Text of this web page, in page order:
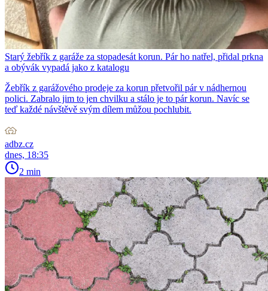
Starý žebřík z garáže za stopadesát korun. Pár ho natřel, přidal prkna
a obývák vypadá jako z katalogu
Žebřík z garážového prodeje za korun přetvořil pár v nádhernou
polici. Zabralo jim to jen chvilku a stálo je to pár korun. Navíc se
teď každé návštěvě svým dílem můžou pochlubit.
adbz.cz
dnes, 18:35
2 min